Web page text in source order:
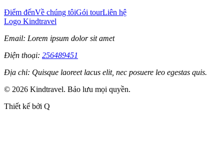
Điểm đếnVề chúng tôiGói tourLiên hệ
Logo Kindtravel
Email: Lorem ipsum dolor sit amet
Điện thoại: 256489451
Địa chỉ: Quisque laoreet lacus elit, nec posuere leo egestas quis.
© 2026 Kindtravel. Bảo lưu mọi quyền.
Thiết kế bởi Q